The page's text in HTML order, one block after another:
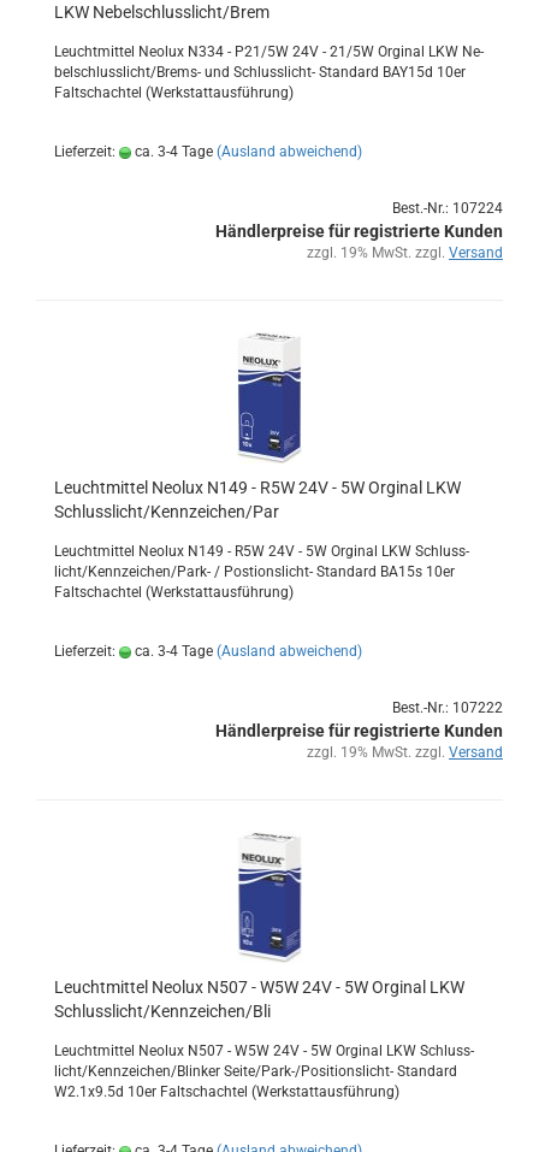
LKW Ne­bel­schluss­licht/Brem
Leucht­mit­tel Neo­lux N334 - P21/5W 24V - 21/5W Or­gi­nal LKW Ne­
bel­schluss­licht/Brems-​ und Schlusslicht-​ Stan­dard BAY15d 10er
Falt­schach­tel (Werk­statt­aus­füh­rung)
Lieferzeit: ca. 3-4 Tage (Ausland abweichend)
Best.-Nr.: 107224
Händlerpreise für registrierte Kunden
zzgl. 19% MwSt. zzgl. Versand
Leucht­mit­tel Neo­lux N149 - R5W 24V - 5W Or­gi­nal LKW
Schluss­licht/Kenn­zei­chen/Par
Leucht­mit­tel Neo­lux N149 - R5W 24V - 5W Or­gi­nal LKW Schluss­
licht/Kenn­zei­chen/Park- / Postionslicht-​ Stan­dard BA15s 10er
Falt­schach­tel (Werk­statt­aus­füh­rung)
Lieferzeit: ca. 3-4 Tage (Ausland abweichend)
Best.-Nr.: 107222
Händlerpreise für registrierte Kunden
zzgl. 19% MwSt. zzgl. Versand
Leucht­mit­tel Neo­lux N507 - W5W 24V - 5W Or­gi­nal LKW
Schluss­licht/Kenn­zei­chen/Bli
Leucht­mit­tel Neo­lux N507 - W5W 24V - 5W Or­gi­nal LKW Schluss­
licht/Kenn­zei­chen/Blin­ker Seite/Park-/Positionslicht-​ Stan­dard
W2.1x9.5d 10er Falt­schach­tel (Werk­statt­aus­füh­rung)